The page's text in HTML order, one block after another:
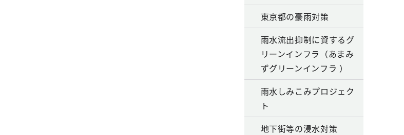
東京都の豪雨対策
雨水流出抑制に資するグ
リーンインフラ（あまみ
ずグリーンインフラ ）
雨水しみこみプロジェク
ト
地下街等の浸水対策